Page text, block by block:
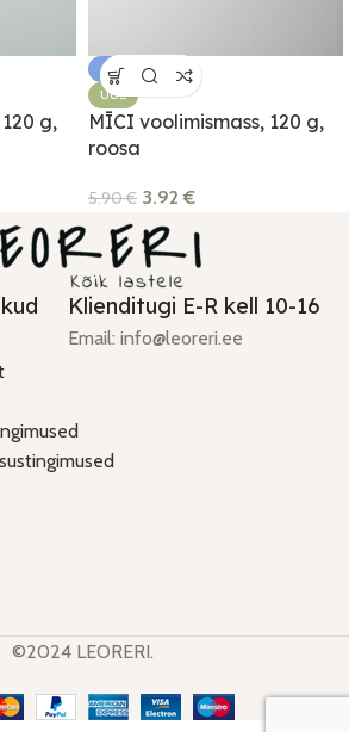
g,
-34%
UUS
MĪCI voolimismass, 120 g,
roosa
5.90€ 3.92€
Klienditugi E-R kell 10-16
Email: info@leoreri.ee
©2024 LEORERI.